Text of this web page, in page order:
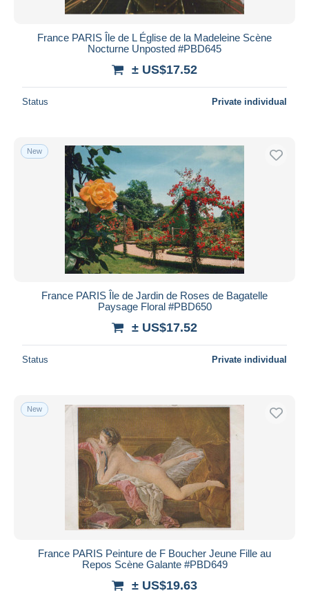
All durations
Price
Free shipping
Payment methods
PayPal
Bank transfer
Visa
MasterCard
Bancontact
Maestro
Seller's residence
Submit
France PARIS Île de L Église de la Madeleine Scène
Nocturne Unposted #PBD645
± US$17.52
Status Private individual
New
France PARIS Île de Jardin de Roses de Bagatelle
Paysage Floral #PBD650
± US$17.52
Status Private individual
New
France PARIS Peinture de F Boucher Jeune Fille au
Repos Scène Galante #PBD649
± US$19.63